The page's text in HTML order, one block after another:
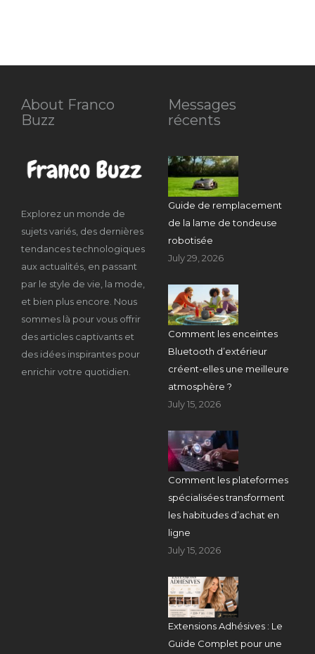
About Franco
Buzz
Explorez un monde de
sujets variés, des dernières
tendances technologiques
aux actualités, en passant
par le style de vie, la mode,
et bien plus encore. Nous
sommes là pour vous offrir
des articles captivants et
des idées inspirantes pour
enrichir votre quotidien.
Messages
récents
Guide de remplacement
de la lame de tondeuse
robotisée
July 29, 2026
Comment les enceintes
Bluetooth d’extérieur
créent-elles une meilleure
atmosphère ?
July 15, 2026
Comment les plateformes
spécialisées transforment
les habitudes d’achat en
ligne
July 15, 2026
Extensions Adhésives : Le
Guide Complet pour une